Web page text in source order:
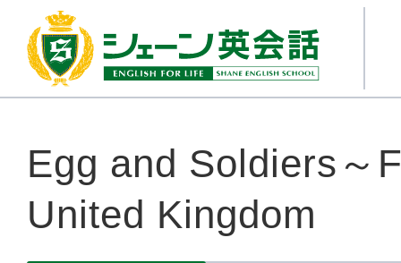
Egg and Soldiers～
United Kingdom